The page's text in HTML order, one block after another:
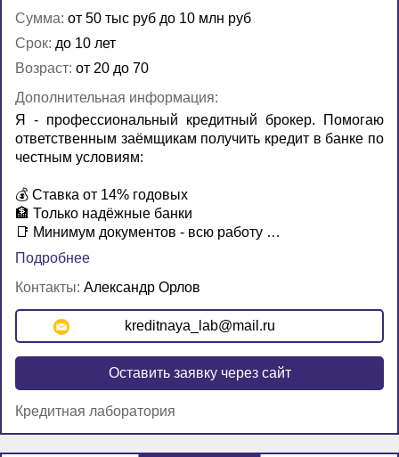
Сумма: от 50 тыс руб до 10 млн руб
Срок: до 10 лет
Возраст: от 20 до 70
Дополнительная информация:
Я - профессиональный кредитный брокер. Помогаю
ответственным заёмщикам получить кредит в банке по
честным условиям:
💰 Ставка от 14% годовых
🏦 Только надёжные банки
📑 Минимум документов - всю работу …
Подробнее
Контакты: Александр Орлов
kreditnaya_lab@mail.ru
Оставить заявку через сайт
Кредитная лаборатория